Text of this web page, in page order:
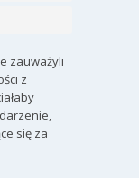
zauważyli
z
się za